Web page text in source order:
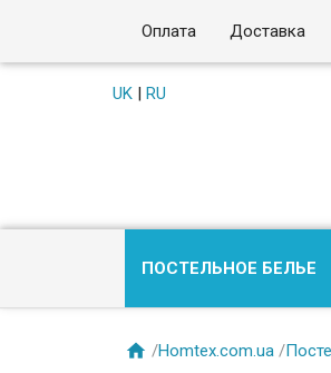
Оплата Доставка
UK| RU
ПОСТЕЛЬНОЕ БЕЛЬЕ
 /Homtex.com.ua /